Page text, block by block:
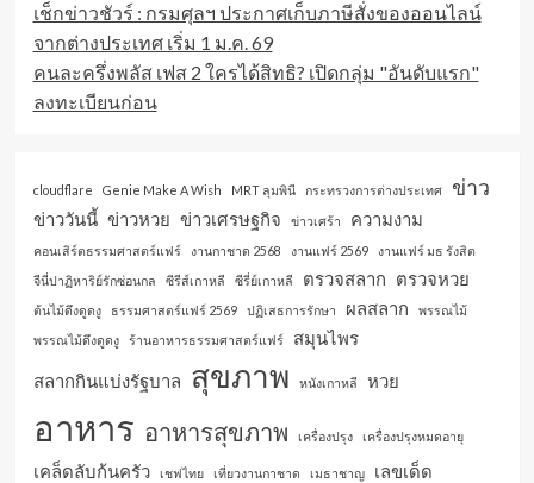
เช็กข่าวชัวร์ : กรมศุลฯ ประกาศเก็บภาษีสั่งของออนไลน์
จากต่างประเทศ เริ่ม 1 ม.ค. 69
คนละครึ่งพลัส เฟส 2 ใครได้สิทธิ? เปิดกลุ่ม "อันดับแรก"
ลงทะเบียนก่อน
cloudflare Genie Make A Wish MRT ลุมพินี กระทรวงการต่างประเทศ ข่าว
ข่าววันนี้ ข่าวหวย ข่าวเศรษฐกิจ ข่าวเศร้า ความงาม
คอนเสิร์ตธรรมศาสตร์แฟร์ งานกาชาด 2568 งานแฟร์ 2569
งานแฟร์ มธ รังสิต
จีนี่ปาฏิหาริย์รักซ่อนกล
ซีรีส์เกาหลี ซีรี่ย์เกาหลี ตรวจสลาก ตรวจหวย
ต้นไม้ดึงดูดงู ธรรมศาสตร์แฟร์ 2569 ปฏิเสธการรักษา ผลสลาก
พรรณไม้
พรรณไม้ดึงดูดงู
ร้านอาหารธรรมศาสตร์แฟร์
สมุนไพร
สลากกินแบ่งรัฐบาล สุขภาพ หนังเกาหลี หวย
อาหาร อาหารสุขภาพ เครื่องปรุง เครื่องปรุงหมดอายุ
เคล็ดลับก้นครัว เชฟไทย เที่ยวงานกาชาด เมธาชาญ เลขเด็ด